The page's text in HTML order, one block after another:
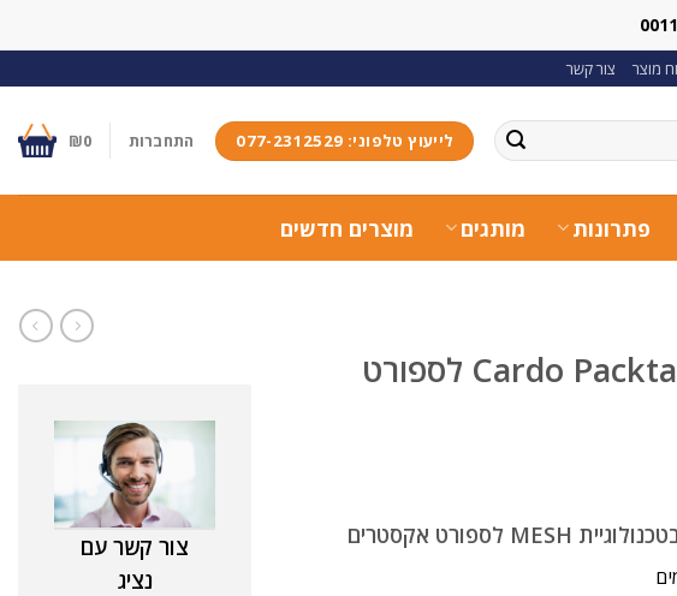
מוצר צור קשר
לייעוץ טלפוני: 077-2312529 התחברות ₪0
פתרונות מותגים מוצרים חדשים
דיבורית בלוטוס Cardo Packtalk OutDoor לספורט
צור קשר עם
נציג